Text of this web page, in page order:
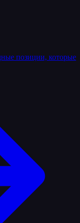
позиции, которые